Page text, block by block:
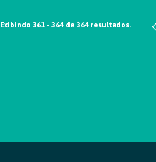
Exibindo 361 - 364 de 364 resultados.